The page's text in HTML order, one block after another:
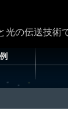
光の伝送技術